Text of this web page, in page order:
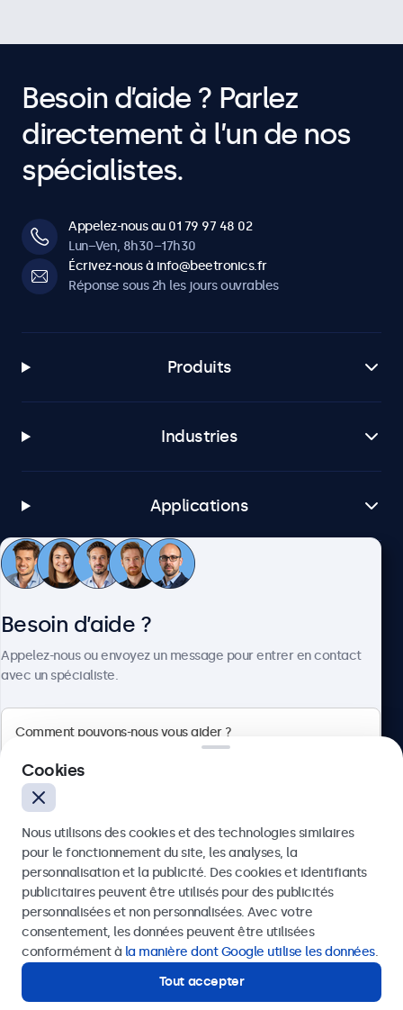
Besoin d’aide ? Parlez
directement à l’un de nos
spécialistes.
Appelez-nous au 01 79 97 48 02
Lun–Ven, 8h30–17h30
Écrivez-nous à info@beetronics.fr
Réponse sous 2h les jours ouvrables
Produits
Industries
Applications
Service client
4.8/5 noté par 5000+ entreprises
Français
Besoin d’aide ?
Appelez-nous ou envoyez un message pour entrer en contact
avec un spécialiste.
Envoyer
Ou appelez-nous au01 79 97 48 02
Contactez nos spécialistes.
Cookies
Nous utilisons des cookies et des technologies similaires
pour le fonctionnement du site, les analyses, la
personnalisation et la publicité. Des cookies et identifiants
publicitaires peuvent être utilisés pour des publicités
personnalisées et non personnalisées. Avec votre
consentement, les données peuvent être utilisées
conformément à la manière dont Google utilise les données.
Tout accepter